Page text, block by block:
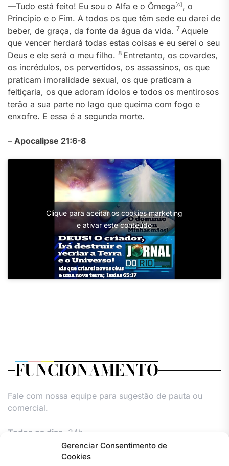
Gerenciar Consentimento de
Cookies
—Tudo está feito! Eu sou o Alfa e o Ômega[c], o
Princípio e o Fim. A todos os que têm sede eu darei de
beber, de graça, da fonte da água da vida. 7 Aquele
que vencer herdará todas estas coisas e eu serei o seu
Deus e ele será o meu filho. 8 Entretanto, os covardes,
os incrédulos, os pervertidos, os assassinos, os que
praticam imoralidade sexual, os que praticam a
feitiçaria, os que adoram ídolos e todos os mentirosos
terão a sua parte no lago que queima com fogo e
enxofre. E essa é a segunda morte.
– Apocalipse 21:6-8
Clique para aceitar os cookies marketing
e ativar este conteúdo
FUNCIONAMENTO
Fale com nossa equipe para sugestão de pauta ou
comercial.
Todos os dias, 24h.